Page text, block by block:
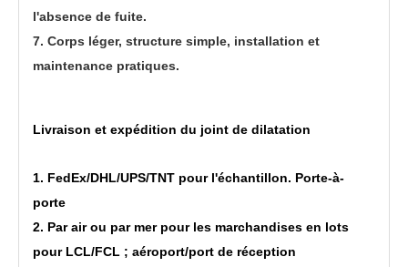
l'absence de fuite.
7. Corps léger, structure simple, installation et
maintenance pratiques.
Livraison et expédition du joint de dilatation
1. FedEx/DHL/UPS/TNT pour l'échantillon. Porte-à-
porte
2. Par air ou par mer pour les marchandises en lots
pour LCL/FCL ; aéroport/port de réception